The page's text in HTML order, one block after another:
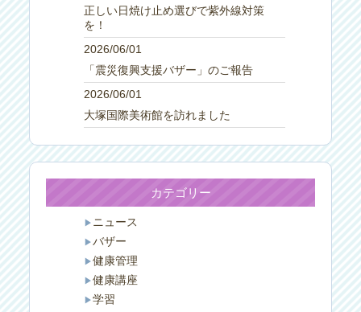
正しい日焼け止め選びで紫外線対策
を！
2026/06/01
「震災復興支援バザー」のご報告
2026/06/01
大塚国際美術館を訪れました
カテゴリー
ニュース
バザー
健康管理
健康講座
学習